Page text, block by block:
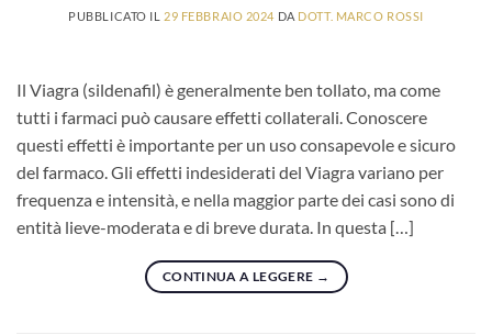
PUBBLICATO IL 29 FEBBRAIO 2024 DA DOTT. MARCO ROSSI
Il Viagra (sildenafil) è generalmente ben tollato, ma come
tutti i farmaci può causare effetti collaterali. Conoscere
questi effetti è importante per un uso consapevole e sicuro
del farmaco. Gli effetti indesiderati del Viagra variano per
frequenza e intensità, e nella maggior parte dei casi sono di
entità lieve-moderata e di breve durata. In questa […]
CONTINUA A LEGGERE →